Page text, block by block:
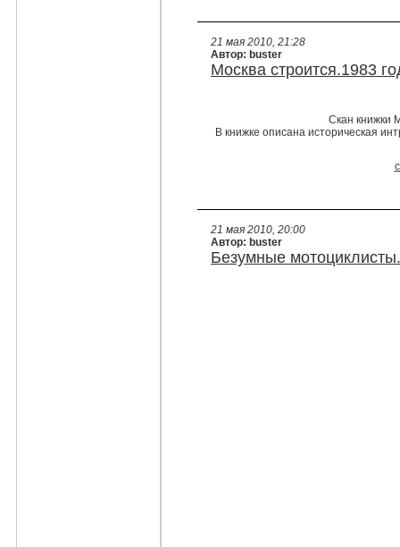
21 мая 2010, 21:28
Автор: buster
Москва строится.1983
Скан книжки
В книжке описана историческая
21 мая 2010, 20:00
Автор: buster
Безумные